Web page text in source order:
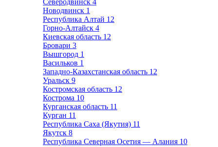
Северодвинск 4
Новодвинск 1
Республика Алтай 12
Горно-Алтайск 4
Киевская область 12
Бровари 3
Вышгород 1
Васильков 1
Западно-Казахстанская область 12
Уральск 9
Костромская область 12
Кострома 10
Курганская область 11
Курган 11
Республика Саха (Якутия) 11
Якутск 8
Республика Северная Осетия — Алания 10